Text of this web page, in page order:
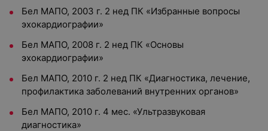
Бел МАПО, 2003 г. 2 нед ПК «Избранные вопросы
эхокардиографии»
Бел МАПО, 2008 г. 2 нед ПК «Основы
эхокардиографии»
Бел МАПО, 2010 г. 2 нед ПК «Диагностика, лечение,
профилактика заболеваний внутренних органов»
Бел МАПО, 2010 г. 4 мес. «Ультразвуковая
диагностика»